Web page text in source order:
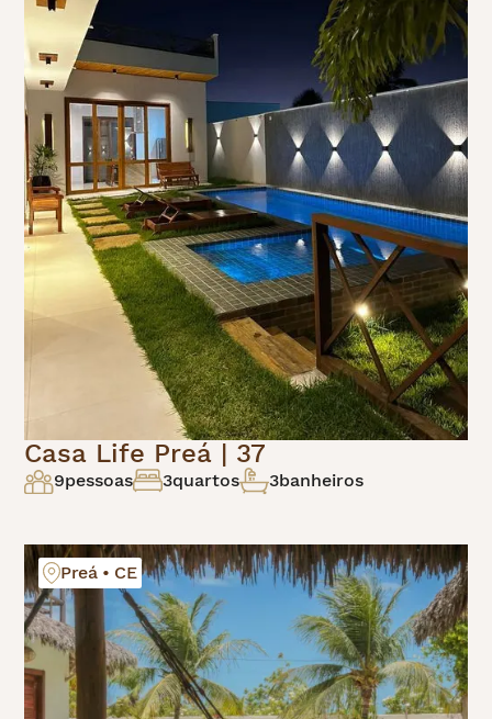
Casa Life Preá | 37
9pessoas 3quartos 3banheiros
Preá • CE